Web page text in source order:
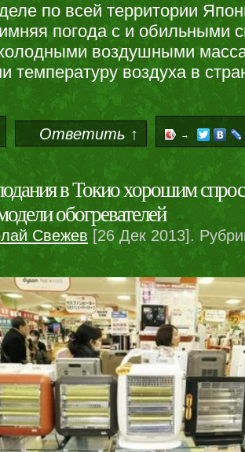
по всей территории
погода с и обильными
воздушными
температуру воздуха в
Ответить ↑ →
в Токио хорошим
обогревателей
Свежев [26 Дек 2013].